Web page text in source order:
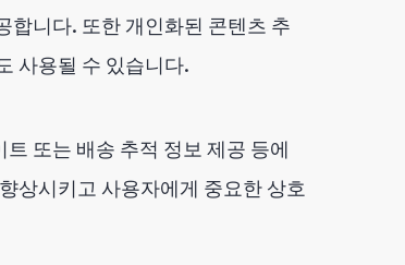
합니다. 또한 개인화된 콘텐츠 추
사용될 수 있습니다.
또는 배송 추적 정보 제공 등에
상시키고 사용자에게 중요한 상호